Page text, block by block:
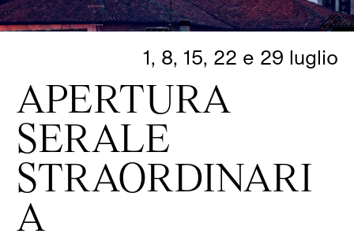
APERTURA
SERALE
STRAORDINARI
A
1, 8, 15, 22 e 29 luglio